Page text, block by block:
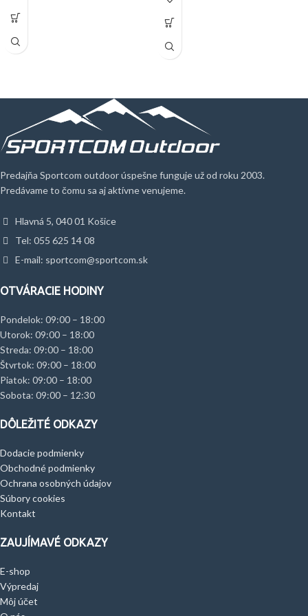
Predajňa Sportcom outdoor úspešne funguje už od roku 2003.
Predávame to čomu sa aj aktívne venujeme.
Hlavná 5, 040 01 Košice
Tel: 055 625 14 08
E-mail: sportcom@sportcom.sk
OTVÁRACIE HODINY
Pondelok: 09:00 – 18:00
Utorok: 09:00 – 18:00
Streda: 09:00 – 18:00
Štvrtok: 09:00 – 18:00
Piatok: 09:00 – 18:00
Sobota: 09:00 – 12:30
DÔLEŽITÉ ODKAZY
Dodacie podmienky
Obchodné podmienky
Ochrana osobných údajov
Súbory cookies
Kontakt
ZAUJÍMAVÉ ODKAZY
E-shop
Výpredaj
Môj účet